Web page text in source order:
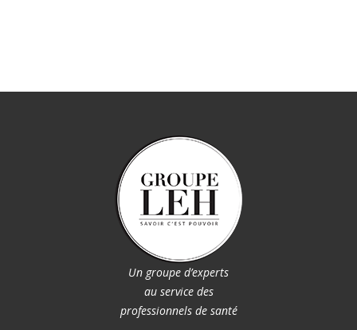
Un groupe d’experts
au service des
professionnels de santé